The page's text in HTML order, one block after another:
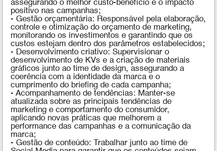
assegurando o melhor custo-benefício e o impacto
positivo nas campanhas;
- Gestão orçamentária: Responsável pela elaboração,
controle e otimização do orçamento de marketing,
monitorando os investimentos e garantindo que os
custos estejam dentro dos parâmetros estabelecidos;
- Desenvolvimento criativo: Supervisionar o
desenvolvimento de KVs e a criação de materiais
gráficos junto ao time de design, assegurando a
coerência com a identidade da marca e o
cumprimento do briefing de cada campanha;
- Acompanhamento de tendências: Manter-se
atualizada sobre as principais tendências de
marketing e comportamento do consumidor,
aplicando novas práticas que melhorem a
performance das campanhas e a comunicação da
marca;
- Gestão de conteúdo: Trabalhar junto ao time de